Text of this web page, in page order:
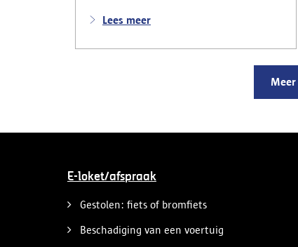
teruggevonden en zestien voertuigen zijn
arresteerde de politie ook drie
Lees meer
E-loket/afspraak
Gestolen: fiets of bromfiets
Beschadiging van een voertuig